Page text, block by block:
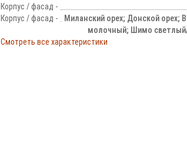
Корпус / фасад -
Корпус / фасад -
Миланский орех; Донской орех;
молочный; Шимо
Смотреть все характеристики